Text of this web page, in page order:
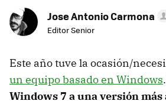
Jose Antonio Carmona
Editor Senior
Este año tuve la ocasión/
un equipo basado en Windows.
Windows 7 a una versión